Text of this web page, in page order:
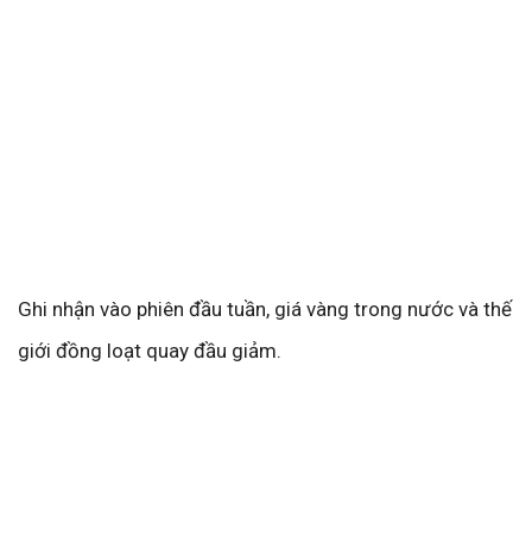
Ghi nhận vào phiên đầu tuần, giá vàng trong nước và thế
giới đồng loạt quay đầu giảm.